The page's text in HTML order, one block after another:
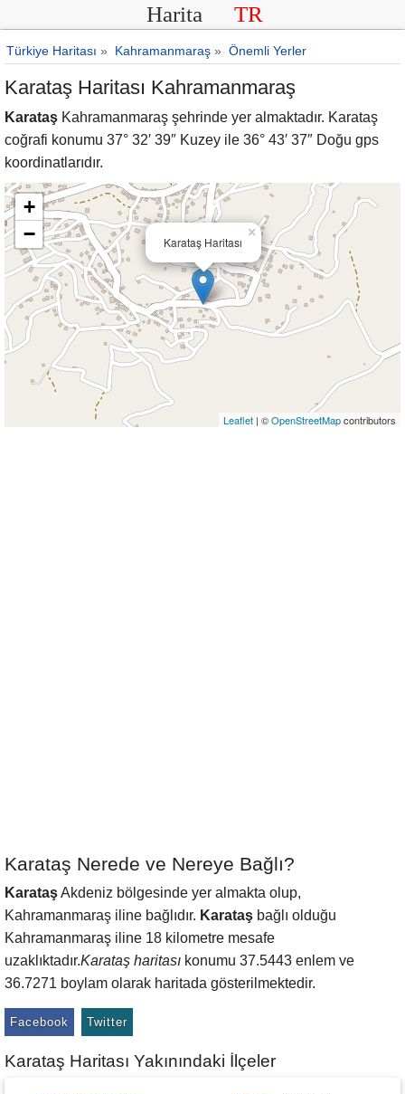
Harita TR
Türkiye Haritası » Kahramanmaraş » Önemli Yerler
Karataş Haritası Kahramanmaraş
Karataş Kahramanmaraş şehrinde yer almaktadır. Karataş
coğrafi konumu 37° 32′ 39″ Kuzey ile 36° 43′ 37″ Doğu gps
koordinatlarıdır.
Karataş Haritası
×
+
−
Leaflet | ©OpenStreetMapcontributors
Karataş Nerede ve Nereye Bağlı?
KarataşAkdeniz bölgesinde yer almakta olup,
Kahramanmaraş iline bağlıdır. Karataş bağlı olduğu
Kahramanmaraş iline 18 kilometre mesafe
uzaklıktadır.Karataş haritası konumu 37.5443 enlem ve
36.7271 boylam olarak haritada gösterilmektedir.
Facebook Twitter
Karataş Haritası Yakınındaki İlçeler